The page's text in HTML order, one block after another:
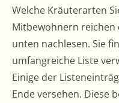
Welche Kräuterarten
Mitbewohnern reichen
unten nachlesen. Sie
umfangreiche Liste
Einige der
Ende versehen. Diese